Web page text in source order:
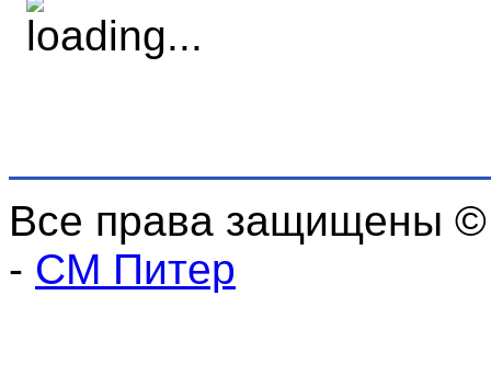
Все права защищены
- СМ Питер